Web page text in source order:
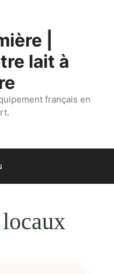
|
lait à
français en